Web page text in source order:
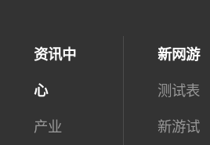
资讯中
心
产业
新网游
测试表
新游试